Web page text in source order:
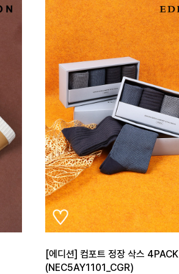
[에디션] 컴포트 정장 삭스 4PACK
(NEC5AY1101_CGR)